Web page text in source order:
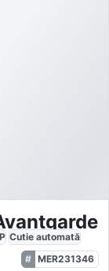
Cutie automată
MER231346